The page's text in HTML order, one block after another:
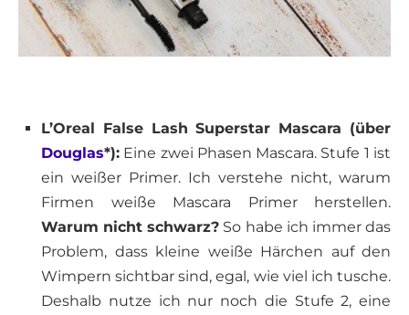
L’Oreal False Lash Superstar Mascara (über
Douglas*): Eine zwei Phasen Mascara. Stufe 1 ist
ein weißer Primer. Ich verstehe nicht, warum
Firmen weiße Mascara Primer herstellen.
Warum nicht schwarz? So habe ich immer das
Problem, dass kleine weiße Härchen auf den
Wimpern sichtbar sind, egal, wie viel ich tusche.
Deshalb nutze ich nur noch die Stufe 2, eine